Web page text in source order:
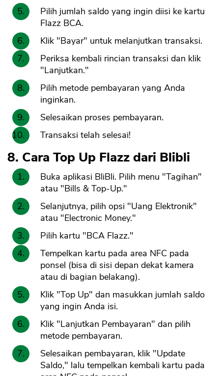
Pilih jumlah saldo yang ingin diisi ke kartu
Flazz BCA.
Klik "Bayar" untuk melanjutkan transaksi.
Periksa kembali rincian transaksi dan klik
"Lanjutkan."
Pilih metode pembayaran yang Anda
inginkan.
Selesaikan proses pembayaran.
Transaksi telah selesai!
8. Cara Top Up Flazz dari Blibli
Buka aplikasi BliBli. Pilih menu "Tagihan"
atau "Bills & Top-Up."
Selanjutnya, pilih opsi "Uang Elektronik"
atau "Electronic Money."
Pilih kartu "BCA Flazz."
Tempelkan kartu pada area NFC pada
ponsel (bisa di sisi depan dekat kamera
atau di bagian belakang).
Klik "Top Up" dan masukkan jumlah saldo
yang ingin Anda isi.
Klik "Lanjutkan Pembayaran" dan pilih
metode pembayaran.
Selesaikan pembayaran, klik "Update
Saldo," lalu tempelkan kembali kartu pada